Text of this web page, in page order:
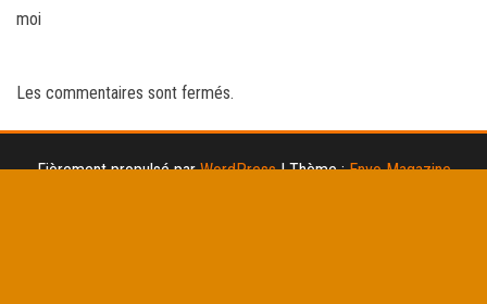
moi
Les commentaires sont fermés.
Fièrement propulsé parWordPress |Thème :Envo Magazine